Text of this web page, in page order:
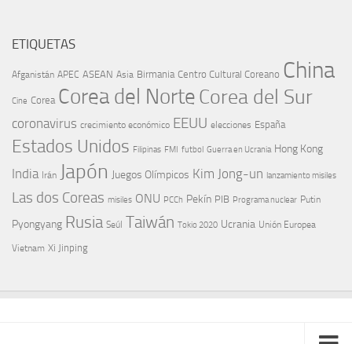
ETIQUETAS
Afganistán APEC ASEAN Asia Birmania Centro Cultural Coreano China
Cine Corea Corea del NorteCorea del Sur
coronavirus crecimiento económico EEUU elecciones España
Estados Unidos Filipinas FMI futbol Guerra en Ucrania Hong Kong
India Irán Japón Juegos Olímpicos Kim Jong-un lanzamiento misiles
Las dos Coreas misiles ONU PCCh Pekín PIB Programa nuclear Putin
Pyongyang Rusia Seúl Taiwán Tokio 2020 Ucrania Unión Europea
Vietnam Xi Jinping